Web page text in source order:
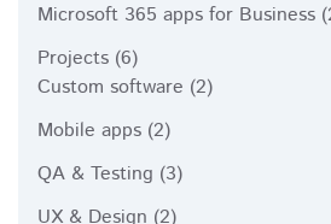
Microsoft 365 apps for Business
Projects (6)
Custom software (2)
Mobile apps (2)
QA & Testing (3)
UX & Design (2)